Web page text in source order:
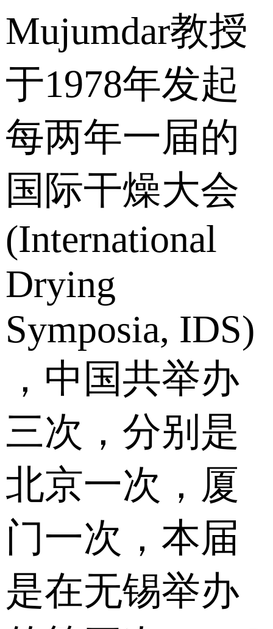
Mujumdar教授
于1978年发起
每两年一届的
国际干燥大会
(International
Drying
Symposia, IDS)
，中国共举办
三次，分别是
北京一次，厦
门一次，本届
是在无锡举办